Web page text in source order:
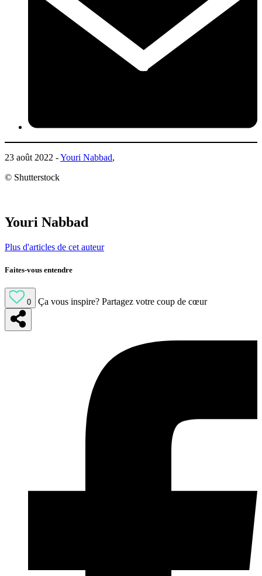
23 août 2022 -Youri Nabbad,
© Shutterstock
Youri Nabbad
Plus d'articles de cet auteur
Faites-vous entendre
0 Ça vous inspire? Partagez votre coup de cœur